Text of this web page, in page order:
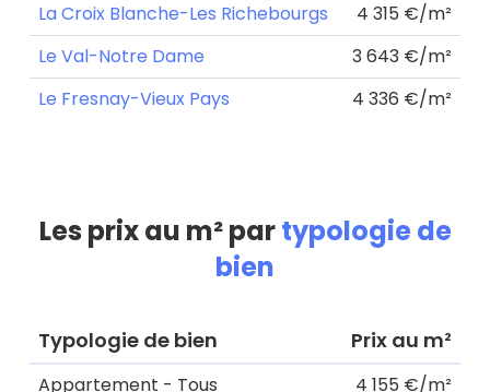
La Croix Blanche-Les Richebourgs
4 315 €/m²
Le Val-Notre Dame
3 643 €/m²
Le Fresnay-Vieux Pays
4 336 €/m²
Les prix au m² partypologie de
bien
Typologie de bien Prix au m²
Appartement - Tous 4 155 €/m²